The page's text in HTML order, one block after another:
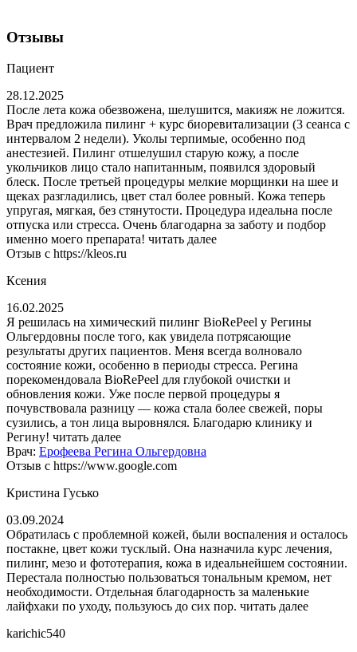
Отзывы
Пациент
28.12.2025
После лета кожа обезвожена, шелушится, макияж не ложится.
Врач предложила пилинг + курс биоревитализации (3 сеанса с
интервалом 2 недели). Уколы терпимые, особенно под
анестезией. Пилинг отшелушил старую кожу, а после
укольчиков лицо стало напитанным, появился здоровый
блеск. После третьей процедуры мелкие морщинки на шее и
щеках разгладились, цвет стал более ровный. Кожа теперь
упругая, мягкая, без стянутости. Процедура идеальна после
отпуска или стресса. Очень благодарна за заботу и подбор
именно моего препарата! читать далее
Отзыв с https://kleos.ru
Ксения
16.02.2025
Я решилась на химический пилинг BioRePeel у Регины
Ольгердовны после того, как увидела потрясающие
результаты других пациентов. Меня всегда волновало
состояние кожи, особенно в периоды стресса. Регина
порекомендовала BioRePeel для глубокой очистки и
обновления кожи. Уже после первой процедуры я
почувствовала разницу — кожа стала более свежей, поры
сузились, а тон лица выровнялся. Благодарю клинику и
Регину! читать далее
Врач: Ерофеева Регина Ольгердовна
Отзыв с https://www.google.com
Кристина Гусько
03.09.2024
Обратилась с проблемной кожей, были воспаления и осталось
постакне, цвет кожи тусклый. Она назначила курс лечения,
пилинг, мезо и фототерапия, кожа в идеальнейшем состоянии.
Перестала полностью пользоваться тональным кремом, нет
необходимости. Отдельная благодарность за маленькие
лайфхаки по уходу, пользуюсь до сих пор. читать далее
karichic540